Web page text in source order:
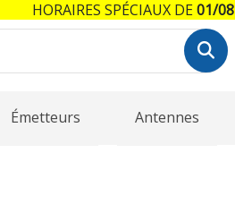
Émetteurs Antennes
HORAIRES SPÉCIAUX DE01/08